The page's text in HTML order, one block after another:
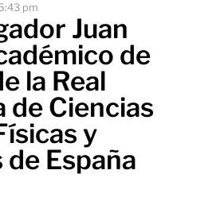
pm
Juan
de
la Real
de Ciencias
y
España